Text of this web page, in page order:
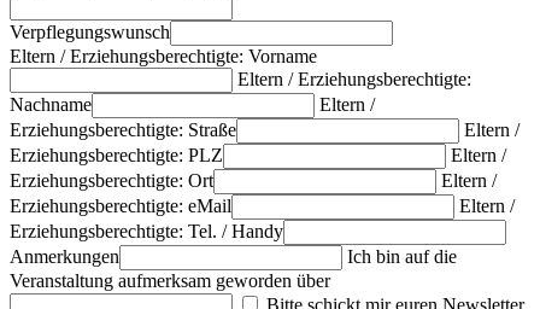
Verpflegungswunsch
Eltern / Erziehungsberechtigte: Vorname
Eltern / Erziehungsberechtigte:
Nachname
Eltern /
Erziehungsberechtigte: Straße
Eltern /
Erziehungsberechtigte: PLZ
Eltern /
Erziehungsberechtigte: Ort
Eltern /
Erziehungsberechtigte: eMail
Eltern /
Erziehungsberechtigte: Tel. / Handy
Anmerkungen
Ich bin auf die
Veranstaltung aufmerksam geworden über